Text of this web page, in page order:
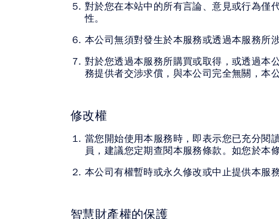
對於您在本站中的所有言論、意見或行為僅
性。
本公司無須對發生於本服務或透過本服務所
對於您透過本服務所購買或取得，或透過本
務提供者交涉求償，與本公司完全無關，本
修改權
當您開始使用本服務時，即表示您已充分閱
員，建議您定期查閱本服務條款。如您於本
本公司有權暫時或永久修改或中止提供本服
智慧財產權的保護